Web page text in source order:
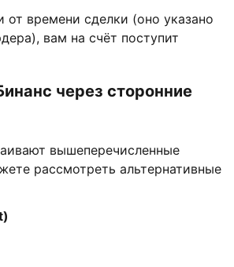
от времени сделки (оно указано
вам на счёт поступит
через сторонние
вышеперечисленные
рассмотреть альтернативные